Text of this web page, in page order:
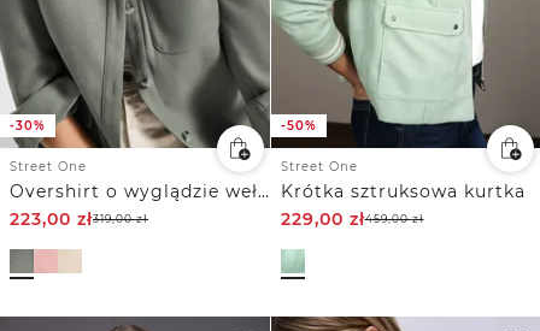
-30%
Street One
Overshirt o wyglądzie wełny
223,00 zł319,00zł
-50%
Street One
Krótka sztruksowa kurtka
229,00 zł459,00zł